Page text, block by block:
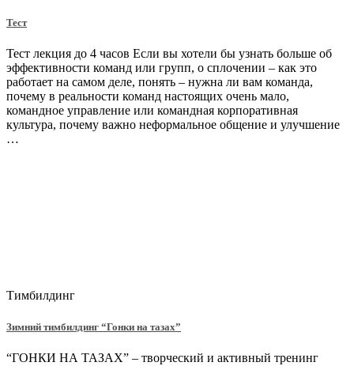
Тест
Тест лекция до 4 часов Если вы хотели бы узнать больше об
эффективности команд или групп, о сплочении – как это
работает на самом деле, понять – нужна ли вам команда,
почему в реальности команд настоящих очень мало,
командное управление или командная корпоративная
культура, почему важно неформальное общение и улучшение
…
Тимбилдинг
Зимний тимбилдинг “Гонки на тазах”
“ГОНКИ НА ТАЗАХ” – творческий и активный тренинг